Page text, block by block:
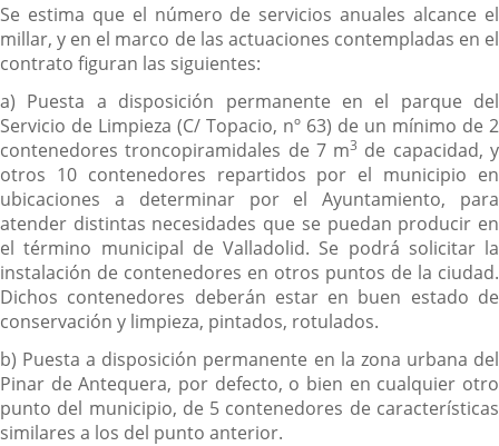
Se estima que el número de servicios anuales alcance el
millar, y en el marco de las actuaciones contempladas en el
contrato figuran las siguientes:
a) Puesta a disposición permanente en el parque del
Servicio de Limpieza (C/ Topacio, nº 63) de un mínimo de 2
contenedores troncopiramidales de 7 m3 de capacidad, y
otros 10 contenedores repartidos por el municipio en
ubicaciones a determinar por el Ayuntamiento, para
atender distintas necesidades que se puedan producir en
el término municipal de Valladolid. Se podrá solicitar la
instalación de contenedores en otros puntos de la ciudad.
Dichos contenedores deberán estar en buen estado de
conservación y limpieza, pintados, rotulados.
b) Puesta a disposición permanente en la zona urbana del
Pinar de Antequera, por defecto, o bien en cualquier otro
punto del municipio, de 5 contenedores de características
similares a los del punto anterior.